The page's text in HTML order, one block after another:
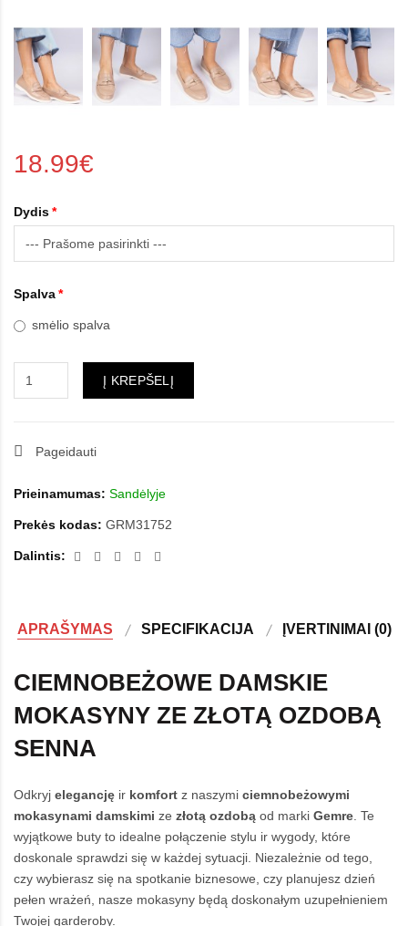
18.99€
Dydis
Spalva
smėlio spalva
Į KREPŠELĮ
Pageidauti
Prieinamumas: Sandėlyje
Prekės kodas: GRM31752
Dalintis:
APRAŠYMAS SPECIFIKACIJA ĮVERTINIMAI (0)
CIEMNOBEŻOWE DAMSKIE
MOKASYNY ZE ZŁOTĄ OZDOBĄ
SENNA
Odkryj elegancję ir komfort z naszymi ciemnobeżowymi
mokasynami damskimi ze złotą ozdobą od marki Gemre . Te
wyjątkowe buty to idealne połączenie stylu ir wygody, które
doskonale sprawdzi się w każdej sytuacji. Niezależnie od tego,
czy wybierasz się na spotkanie biznesowe, czy planujesz dzień
pełen wrażeń, nasze mokasyny będą doskonałym uzupełnieniem
Twojej garderoby.